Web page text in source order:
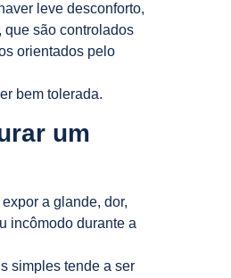
leve desconforto,
são controlados
orientados pelo
bem tolerada.
um
a glande, dor,
incômodo durante a
simples tende a ser